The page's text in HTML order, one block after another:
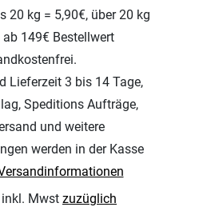
20 kg = 5,90€, über 20 kg
ab 149€ Bestellwert
Lieferzeit 3 bis 14 Tage,
Speditions Aufträge,
und weitere
werden in der Kasse
inkl. Mwst zuzüglich